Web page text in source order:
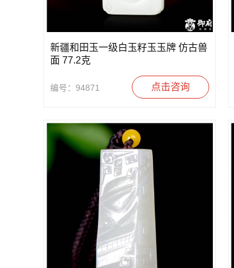
新疆和田玉一级白玉籽玉玉牌 仿古兽
面 77.2克
编号：94871 点击咨询